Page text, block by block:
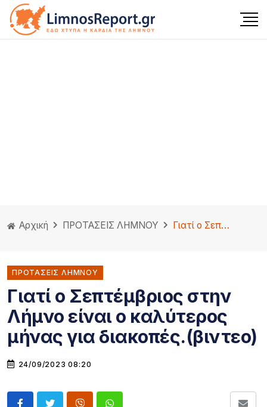
Αρχική ΠΡΟΤΑΣΕΙΣ ΛΗΜΝΟΥ Γιατί ο Σεπτέμβριος στην Λήμνο είναι ο καλύτερος μήνας για διακοπές.(βιντεο)
ΠΡΟΤΑΣΕΙΣ ΛΗΜΝΟΥ
Γιατί ο Σεπτέμβριος στην
Λήμνο είναι ο καλύτερος
μήνας για διακοπές.(βιντεο)
24/09/2023 08:20